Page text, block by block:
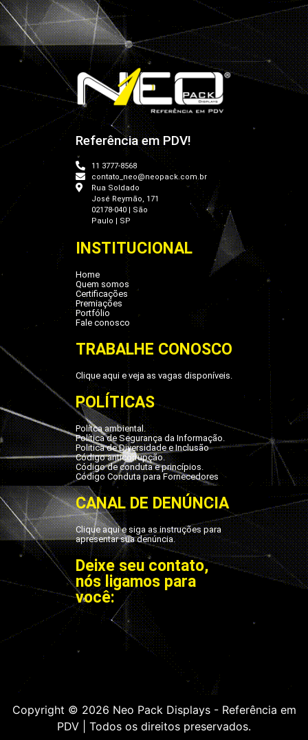
Referência em PDV!
11 3777-8568
contato_neo@neopack.com.br
Rua Soldado
José Reymão, 171
02178-040 | São
Paulo | SP
INSTITUCIONAL
Home
Quem somos
Certificações
Premiações
Portfólio
Fale conosco
TRABALHE CONOSCO
Clique aqui e veja as vagas disponíveis.
POLÍTICAS
Polítca ambiental.
Política de Segurança da Informação.
Politica de Diversidade e Inclusão
Código anticorrupção.
Código de conduta e princípios.
Código Conduta para Fornecedores
CANAL DE DENÚNCIA
Clique aqui e siga as instruções para
apresentar sua denúncia.
Deixe seu contato,
nós ligamos para
você:
Copyright © 2026 Neo Pack Displays - Referência em
PDV | Todos os direitos preservados.